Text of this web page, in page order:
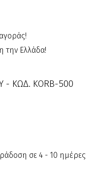
την Ελλάδα!
- ΚΩΔ. KORB-500
σε 4 - 10 ημέρες